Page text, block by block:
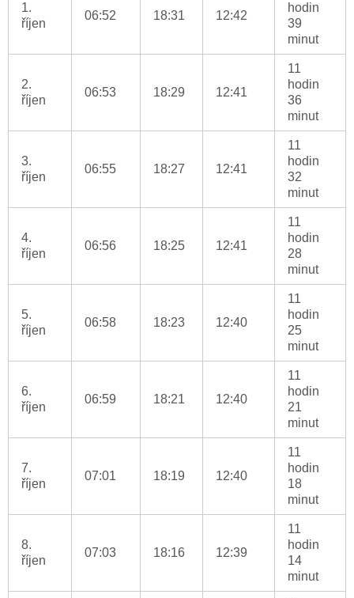
1.
říjen
06:52 18:31 12:42
hodin
39
minut
2.
říjen
06:53 18:29 12:41
11
hodin
36
minut
3.
říjen
06:55 18:27 12:41
11
hodin
32
minut
4.
říjen
06:56 18:25 12:41
11
hodin
28
minut
5.
říjen
06:58 18:23 12:40
11
hodin
25
minut
6.
říjen
06:59 18:21 12:40
11
hodin
21
minut
7.
říjen
07:01 18:19 12:40
11
hodin
18
minut
8.
říjen
07:03 18:16 12:39
11
hodin
14
minut